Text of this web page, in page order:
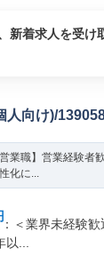
新着求人を受け
人向け)/
職】営業経験者
化に...
＜業界未経験
...